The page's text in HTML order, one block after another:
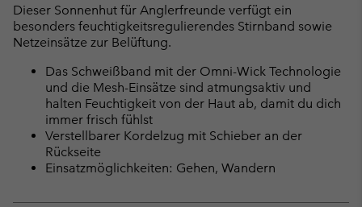
Dieser Sonnenhut für Anglerfreunde verfügt ein
besonders feuchtigkeitsregulierendes Stirnband sowie
Netzeinsätze zur Belüftung.
Das Schweißband mit der Omni-Wick Technologie
und die Mesh-Einsätze sind atmungsaktiv und
halten Feuchtigkeit von der Haut ab, damit du dich
immer frisch fühlst
Verstellbarer Kordelzug mit Schieber an der
Rückseite
Einsatzmöglichkeiten: Gehen, Wandern